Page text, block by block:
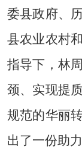
委县政府、
县农业农村
指导下，林
颈、实现提
规范的华丽
出了一份助